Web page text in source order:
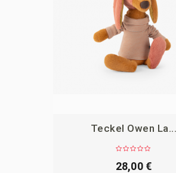
APERÇU
Teckel Owen La...
28,00 €